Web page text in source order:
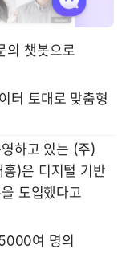
의 챗봇으로
터 토대로 맞춤형
하고 있는 (주)
홍)은 디지털 기반
도입했다고
여 명의